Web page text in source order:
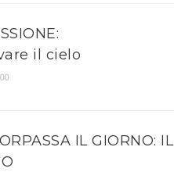
il cielo
IL GIORNO: IL